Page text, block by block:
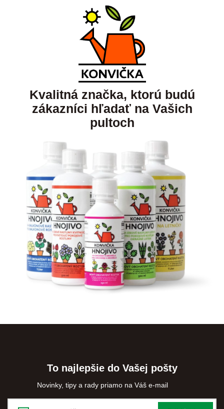
Kvalitná značka, ktorú budú
zákazníci hľadať na Vašich
pultoch
To najlepšie do Vašej pošty
Novinky, tipy a rady priamo na Váš e-mail